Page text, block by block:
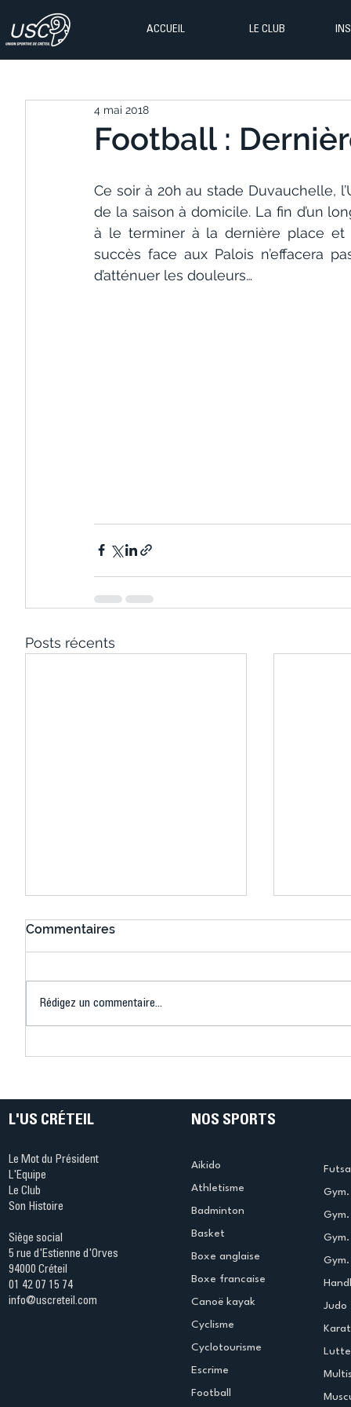
ACCUEIL LE CLUB
Football :
4 mai 2018
Ce soir à 20h au stade Duvauchelle,
de la saison à domicile. La fin d’un
à le terminer à la dernière place et
succès face aux Palois n’effacera
d’atténuer les douleurs…
Posts récents
Ping ? Quand le tennis de
termine
Commentaires
Rédigez un commentaire...
L'US CRÉTEIL
Le Mot du Président
L'Equipe
Le Club
Son Histoire
Siège social
5 rue d'Estienne d'Orves
94000 Créteil
01 42 07 15 74
info@uscreteil.com
NOS SPORTS
Aikido
Athletisme
Badminton
Basket
Boxe anglaise
Boxe francaise
Canoë kayak
Cyclisme
Cyclotourisme
Escrime
Football
Judo
Lutte